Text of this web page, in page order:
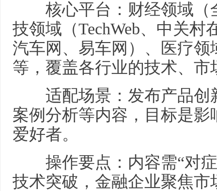
核心平台：财经领域（
技领域（TechWeb、中关
汽车网、易车网）、医疗
等，覆盖各行业的技术、市
适配场景：发布产品创
案例分析等内容，目标是
爱好者。
操作要点：内容需“对
技术突破，金融企业聚焦